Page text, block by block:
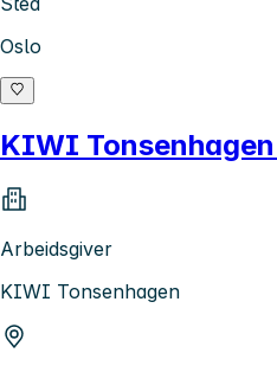
Oslo
KIWI
Arbeidsgiver
KIWI Tonsenhagen